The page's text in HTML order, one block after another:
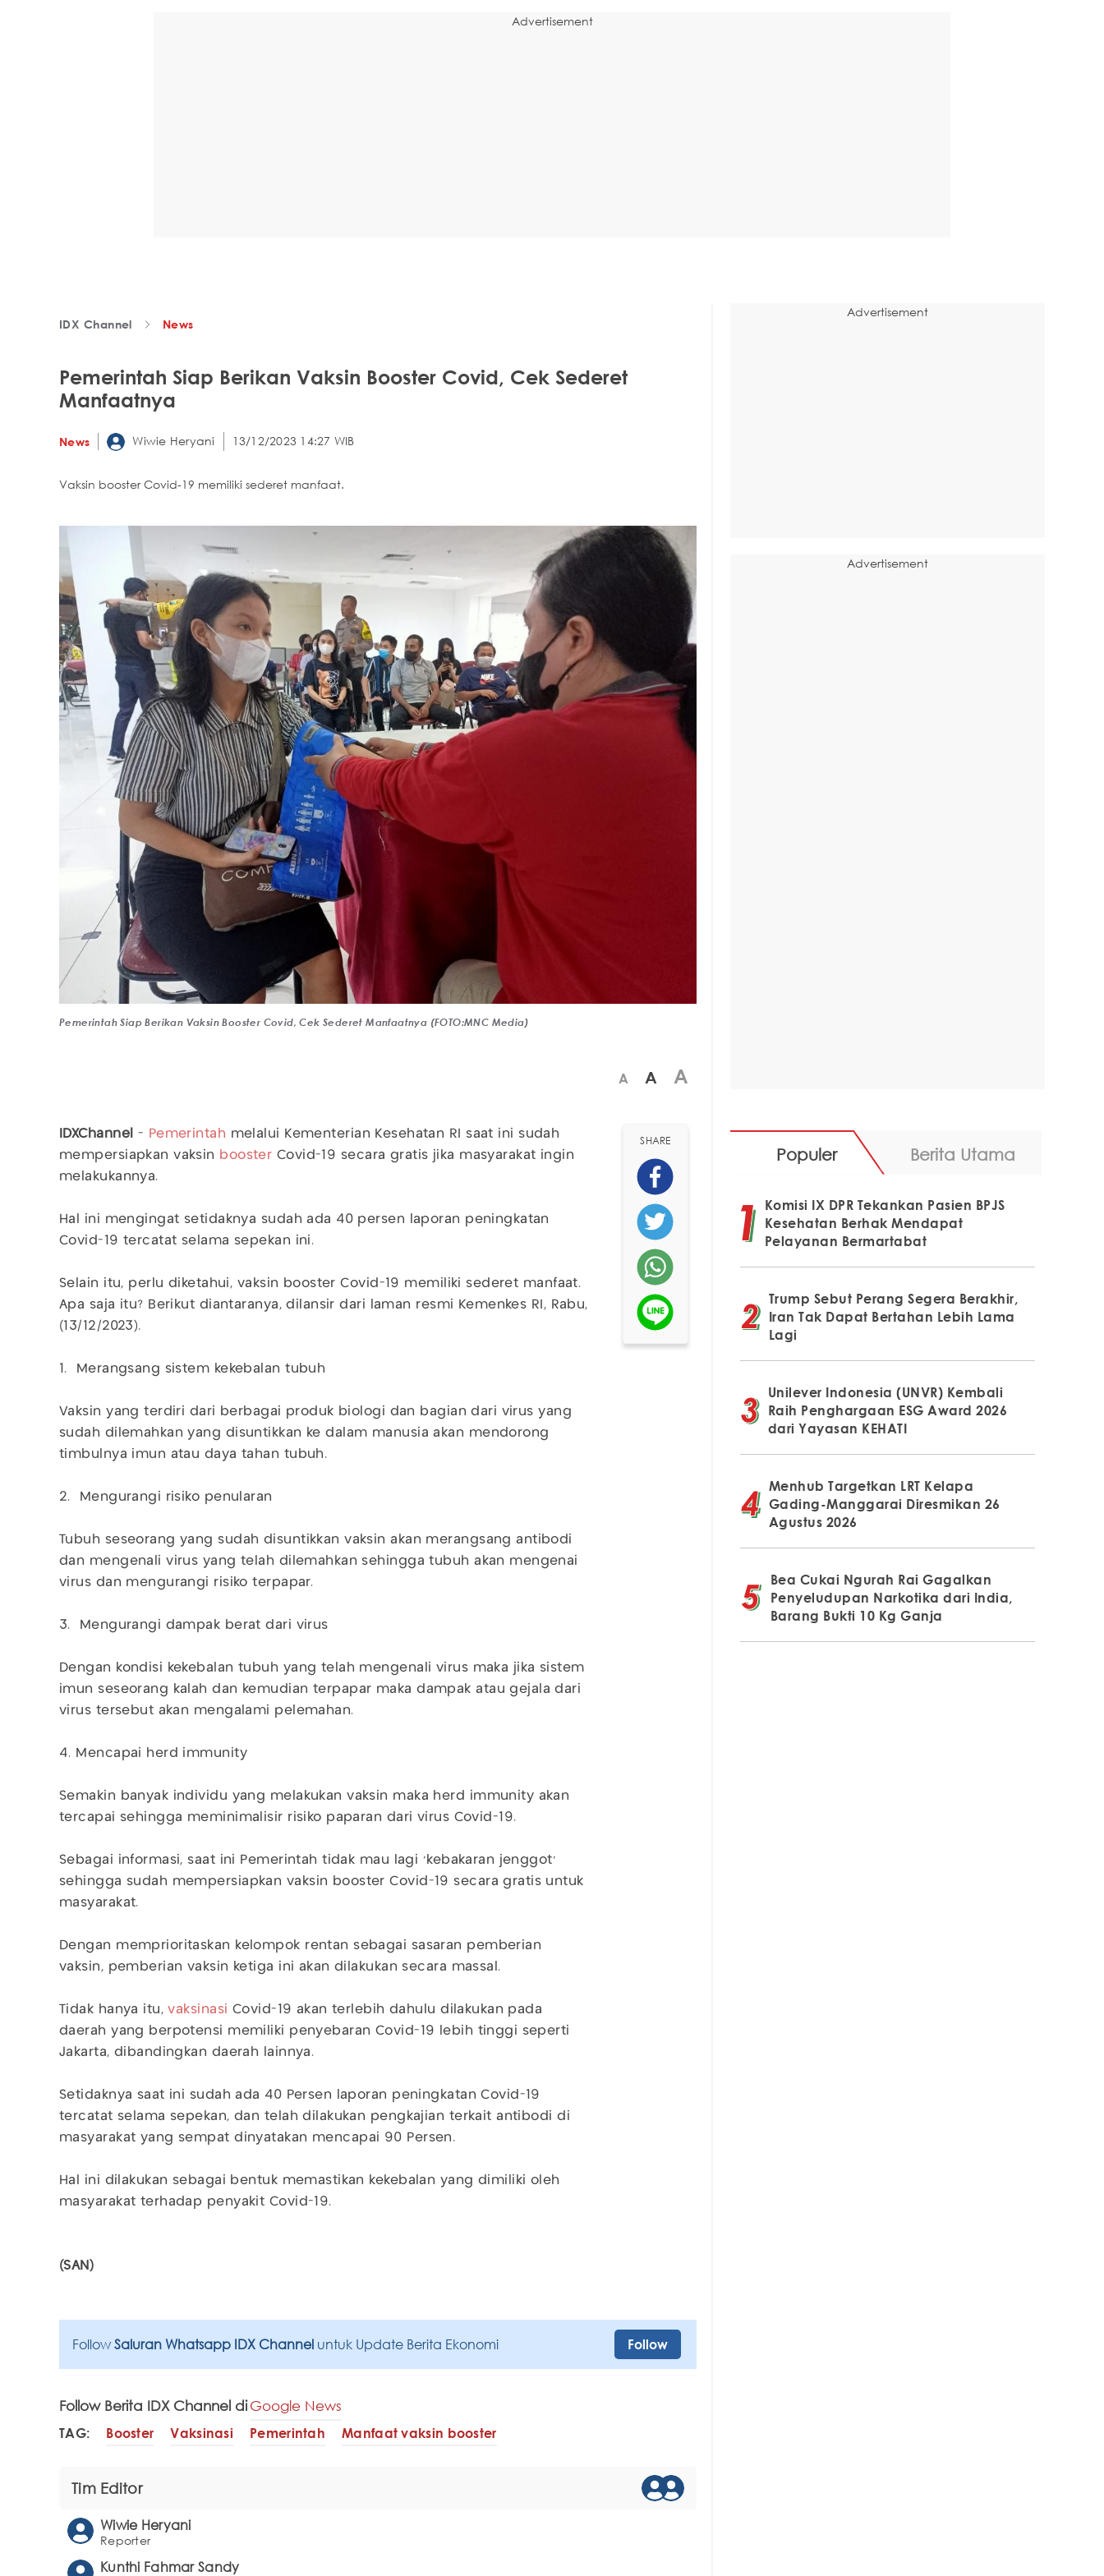
Advertisement
IDX Channel News
Pemerintah Siap Berikan Vaksin Booster Covid, Cek Sederet
Manfaatnya
News Wiwie Heryani 13/12/2023 14:27 WIB
Vaksin booster Covid-19 memiliki sederet manfaat.
Pemerintah Siap Berikan Vaksin Booster Covid, Cek Sederet Manfaatnya (FOTO:MNC Media)
A A A
IDXChannel - Pemerintah melalui Kementerian Kesehatan RI saat ini sudah
mempersiapkan vaksin booster Covid-19 secara gratis jika masyarakat ingin
melakukannya.
Hal ini mengingat setidaknya sudah ada 40 persen laporan peningkatan
Covid-19 tercatat selama sepekan ini.
Selain itu, perlu diketahui, vaksin booster Covid-19 memiliki sederet manfaat.
Apa saja itu? Berikut diantaranya, dilansir dari laman resmi Kemenkes RI, Rabu,
(13/12/2023).
1. Merangsang sistem kekebalan tubuh
Vaksin yang terdiri dari berbagai produk biologi dan bagian dari virus yang
sudah dilemahkan yang disuntikkan ke dalam manusia akan mendorong
timbulnya imun atau daya tahan tubuh.
2. Mengurangi risiko penularan
Tubuh seseorang yang sudah disuntikkan vaksin akan merangsang antibodi
dan mengenali virus yang telah dilemahkan sehingga tubuh akan mengenai
virus dan mengurangi risiko terpapar.
3. Mengurangi dampak berat dari virus
Dengan kondisi kekebalan tubuh yang telah mengenali virus maka jika sistem
imun seseorang kalah dan kemudian terpapar maka dampak atau gejala dari
virus tersebut akan mengalami pelemahan.
4. Mencapai herd immunity
Semakin banyak individu yang melakukan vaksin maka herd immunity akan
tercapai sehingga meminimalisir risiko paparan dari virus Covid-19.
Sebagai informasi, saat ini Pemerintah tidak mau lagi ‘kebakaran jenggot’
sehingga sudah mempersiapkan vaksin booster Covid-19 secara gratis untuk
masyarakat.
Dengan memprioritaskan kelompok rentan sebagai sasaran pemberian
vaksin, pemberian vaksin ketiga ini akan dilakukan secara massal.
Tidak hanya itu,vaksinasi Covid-19 akan terlebih dahulu dilakukan pada
daerah yang berpotensi memiliki penyebaran Covid-19 lebih tinggi seperti
Jakarta, dibandingkan daerah lainnya.
Setidaknya saat ini sudah ada 40 Persen laporan peningkatan Covid-19
tercatat selama sepekan, dan telah dilakukan pengkajian terkait antibodi di
masyarakat yang sempat dinyatakan mencapai 90 Persen.
Hal ini dilakukan sebagai bentuk memastikan kekebalan yang dimiliki oleh
masyarakat terhadap penyakit Covid-19.
(SAN)
SHARE
Follow Saluran Whatsapp IDX Channel untuk Update Berita Ekonomi Follow
Follow Berita IDX Channel diGoogle News
TAG: Booster Vaksinasi Pemerintah Manfaat vaksin booster
Tim Editor
Wiwie Heryani
Reporter
Kunthi Fahmar Sandy
Advertisement
Advertisement
Populer Berita Utama
Komisi IX DPR Tekankan Pasien BPJS
Kesehatan Berhak Mendapat
Pelayanan Bermartabat
Trump Sebut Perang Segera Berakhir,
Iran Tak Dapat Bertahan Lebih Lama
Lagi
Unilever Indonesia (UNVR) Kembali
Raih Penghargaan ESG Award 2026
dari Yayasan KEHATI
Menhub Targetkan LRT Kelapa
Gading-Manggarai Diresmikan 26
Agustus 2026
Bea Cukai Ngurah Rai Gagalkan
Penyeludupan Narkotika dari India,
Barang Bukti 10 Kg Ganja